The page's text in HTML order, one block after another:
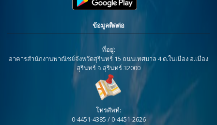
ข้อมูลติดต่อ
ที่อยู่:
อาคารสำนักงานพาณิชย์จังหวัดสุรินทร์ 15 ถนนเทศบาล 4 ต.ในเมือง อ.เมือง
สุรินทร์ จ.สุรินทร์ 32000
โทรศัพท์:
0-4451-4385 / 0-4451-2626